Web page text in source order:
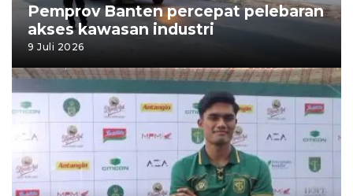
Pemprov Banten percepat pelebaran
akses kawasan industri
9 Juli 2026